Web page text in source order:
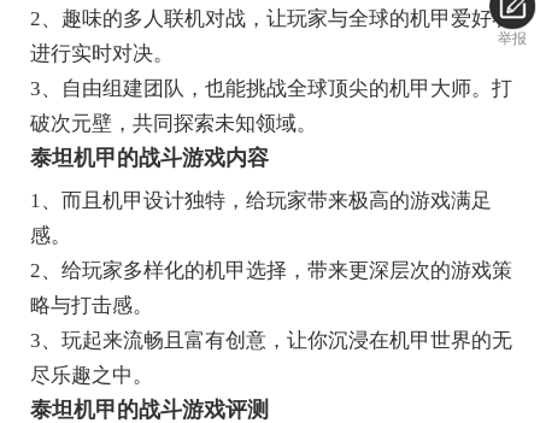
2、趣味的多人联机对战，让玩家与全球的机甲爱好者
进行实时对决。
3、自由组建团队，也能挑战全球顶尖的机甲大师。打
破次元壁，共同探索未知领域。
泰坦机甲的战斗游戏内容
1、而且机甲设计独特，给玩家带来极高的游戏满足
感。
2、给玩家多样化的机甲选择，带来更深层次的游戏策
略与打击感。
3、玩起来流畅且富有创意，让你沉浸在机甲世界的无
尽乐趣之中。
泰坦机甲的战斗游戏评测
举报